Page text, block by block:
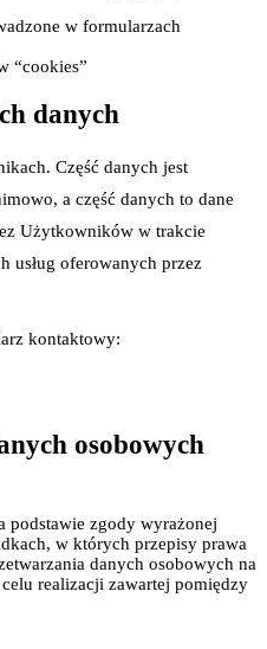
w formularzach
“cookies”
danych
Część danych jest
a część danych to dane
Użytkowników w trakcie
usług oferowanych przez
kontaktowy:
osobowych
podstawie zgody wyrażonej
w których przepisy prawa
danych osobowych na
realizacji zawartej pomiędzy